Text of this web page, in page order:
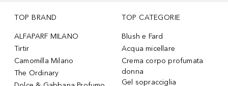
TOP BRAND
ALFAPARF MILANO
Tirtir
Camomilla Milano
The Ordinary
TOP CATEGORIE
Blush e Fard
Acqua micellare
Crema corpo profumata
donna
Gel sopracciglia